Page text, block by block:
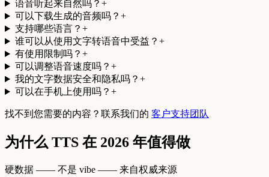
语音听起来自然吗？ +
可以下载生成的音频吗？ +
支持哪些语言？ +
谁可以从使用文字转语音中受益？ +
有使用限制吗？ +
可以调整语音速度吗？ +
我的文字数据安全和隐私吗？ +
可以在手机上使用吗？ +
找不到您需要的内容？联系我们的 客户支持团队
为什么 TTS 在 2026 年值得做
硬数据 —— 不是 vibe —— 来自权威来源